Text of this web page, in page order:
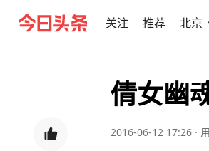
关注 推荐 北京
倩女幽
2016-06-12 17:26 ·